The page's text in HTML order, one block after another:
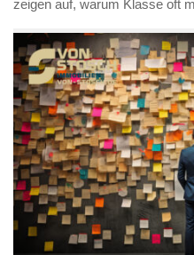
zeigen auf, warum Klasse oft